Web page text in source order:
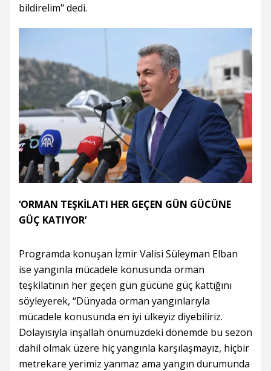
bildirelim" dedi.
‘ORMAN TEŞKİLATI HER GEÇEN GÜN GÜCÜNE
GÜÇ KATIYOR’
Programda konuşan İzmir Valisi Süleyman Elban
ise yangınla mücadele konusunda orman
teşkilatının her geçen gün gücüne güç kattığını
söyleyerek, “Dünyada orman yangınlarıyla
mücadele konusunda en iyi ülkeyiz diyebiliriz.
Dolayısıyla inşallah önümüzdeki dönemde bu sezon
dahil olmak üzere hiç yangınla karşılaşmayız, hiçbir
metrekare yerimiz yanmaz ama yangın durumunda